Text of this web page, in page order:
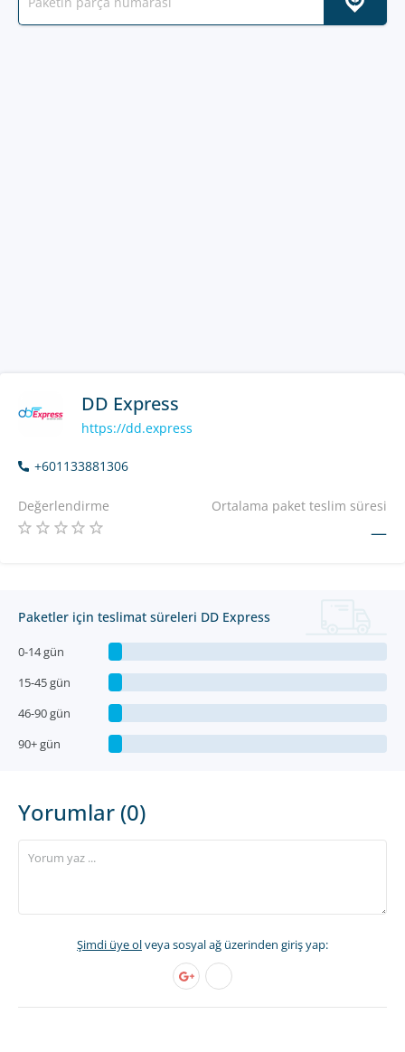
DD Express
https://dd.express
+601133881306
Değerlendirme Ortalama paket teslim süresi
—
Paketler için teslimat süreleri DD Express
0-14 gün
15-45 gün
46-90 gün
90+ gün
Yorumlar (0)
Şimdi üye olveya sosyal ağ üzerinden giriş yap: